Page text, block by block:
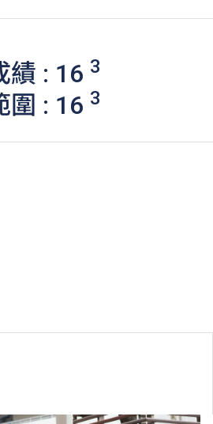
績 : 16 3
圍 : 16 3
修單元用英語授課。
年度獲取錄學生於香港中學文憑
民與社會發展科取得「達標」的成
被視為等同香港中學文憑考試科目
識教育科成績達第二級或以上，會